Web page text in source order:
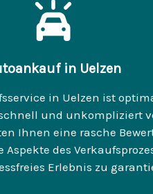
in Uelzen
in Uelzen ist
und unkompliziert
Ihnen eine rasche
des
Erlebnis zu